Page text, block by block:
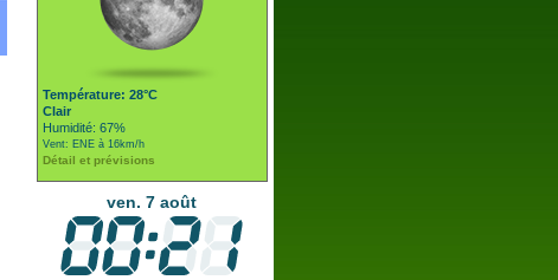
Température: 28°C
Clair
Humidité: 67%
Vent: ENE à 16km/h
Détail et prévisions
ven. 7 août